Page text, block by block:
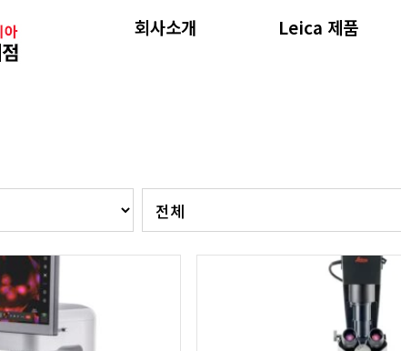
회사소개 Leica 제품